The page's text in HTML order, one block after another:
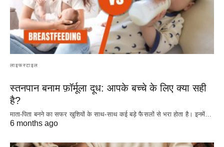
लाइफस्टाइल
स्तनपान बनाम फ़ॉर्मूला दूध: आपके बच्चे के लिए क्या सही
है?
माता-पिता बनने का सफर खुशियों के साथ-साथ कई बड़े फैसलों से भरा होता है। इनमें…
6 months ago